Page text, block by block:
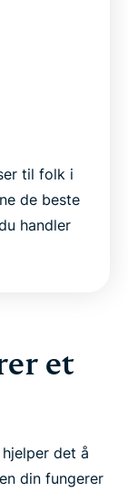
til folk i
de beste
handler
et
det å
din fungerer